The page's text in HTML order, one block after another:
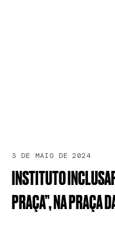
3 DE MAIO DE 2024
INSTITUTO
PRAÇA”,NAPRAÇA